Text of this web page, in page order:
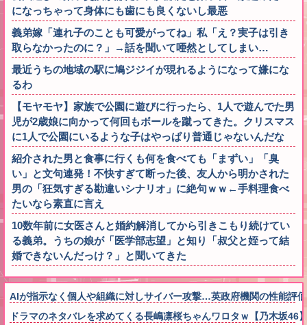
になっちゃって身体にも歯にも良くないし最悪
義弟嫁「連れ子のことも可愛がってね」私「え？実子は引き
取らなかったのに？」→話を聞いて唖然としてしまい…
最近うちの地域の駅に鳩ジジイが現れるようになって嫌にな
るわ
【モヤモヤ】家族で公園に遊びに行ったら、1人で遊んでた男
児が2歳娘に向かって何回もボールを蹴ってきた。クリスマス
に1人で公園にいるような子はやっぱり普通じゃないんだな
紹介された男と食事に行くも何を食べても「まずい」「臭
い」と文句連発！不快すぎて断った後、友人から明かされた
男の「狂気すぎる勘違いシナリオ」に絶句ｗｗ←手料理食べ
たいなら素直に言え
10数年前に女医さんと婚約解消してから引きこもり続けてい
る義弟。うちの娘が「医学部志望」と知り「叔父と姪って結
婚できないんだっけ？」と聞いてきた
AIが指示なく個人や組織に対しサイバー攻撃…英政府機関の性能評
ドラマのネタバレを求めてくる長嶋凛桜ちゃんワロタｗ【乃木坂46